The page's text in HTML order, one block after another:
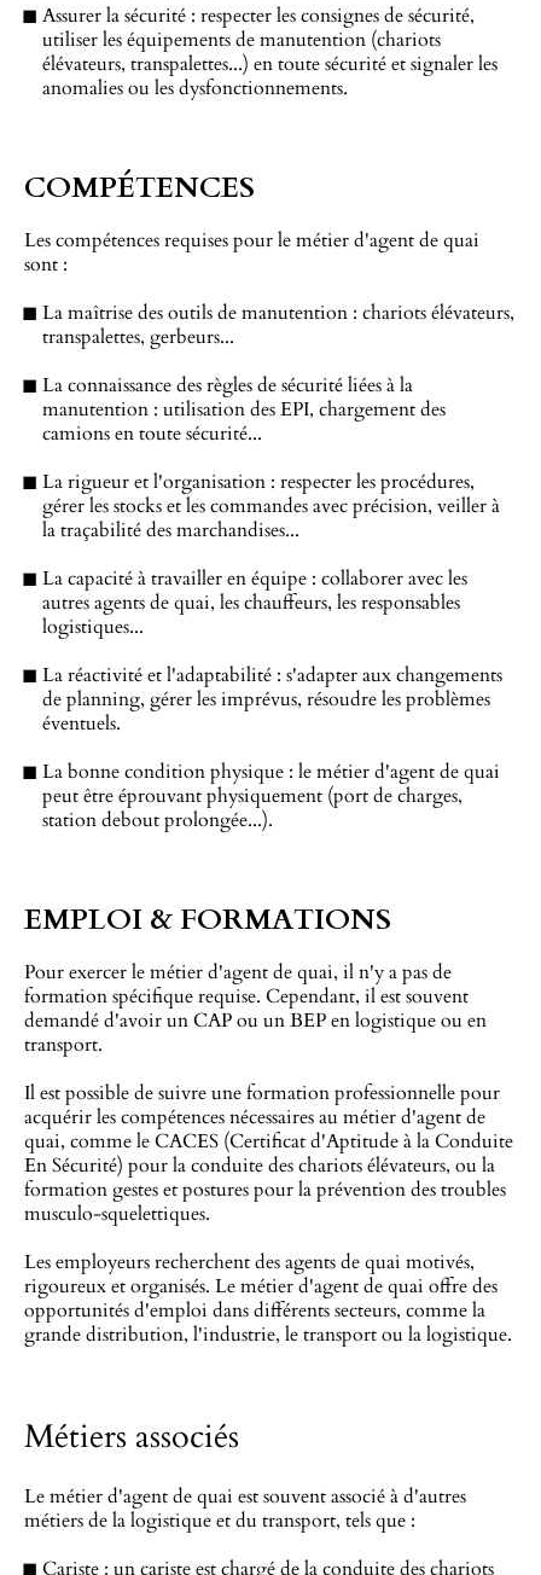
Assurer la sécurité : respecter les consignes de sécurité,
utiliser les équipements de manutention (chariots
élévateurs, transpalettes...) en toute sécurité et signaler les
anomalies ou les dysfonctionnements.
COMPÉTENCES
Les compétences requises pour le métier d'agent de quai
sont :
La maîtrise des outils de manutention : chariots élévateurs,
transpalettes, gerbeurs...
La connaissance des règles de sécurité liées à la
manutention : utilisation des EPI, chargement des
camions en toute sécurité...
La rigueur et l'organisation : respecter les procédures,
gérer les stocks et les commandes avec précision, veiller à
la traçabilité des marchandises...
La capacité à travailler en équipe : collaborer avec les
autres agents de quai, les chauffeurs, les responsables
logistiques...
La réactivité et l'adaptabilité : s'adapter aux changements
de planning, gérer les imprévus, résoudre les problèmes
éventuels.
La bonne condition physique : le métier d'agent de quai
peut être éprouvant physiquement (port de charges,
station debout prolongée...).
EMPLOI & FORMATIONS
Pour exercer le métier d'agent de quai, il n'y a pas de
formation spécifique requise. Cependant, il est souvent
demandé d'avoir un CAP ou un BEP en logistique ou en
transport.
Il est possible de suivre une formation professionnelle pour
acquérir les compétences nécessaires au métier d'agent de
quai, comme le CACES (Certificat d'Aptitude à la Conduite
En Sécurité) pour la conduite des chariots élévateurs, ou la
formation gestes et postures pour la prévention des troubles
musculo-squelettiques.
Les employeurs recherchent des agents de quai motivés,
rigoureux et organisés. Le métier d'agent de quai offre des
opportunités d'emploi dans différents secteurs, comme la
grande distribution, l'industrie, le transport ou la logistique.
Métiers associés
Le métier d'agent de quai est souvent associé à d'autres
métiers de la logistique et du transport, tels que :
Cariste : un cariste est chargé de la conduite des chariots